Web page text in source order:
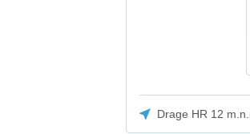
Drage HR 12